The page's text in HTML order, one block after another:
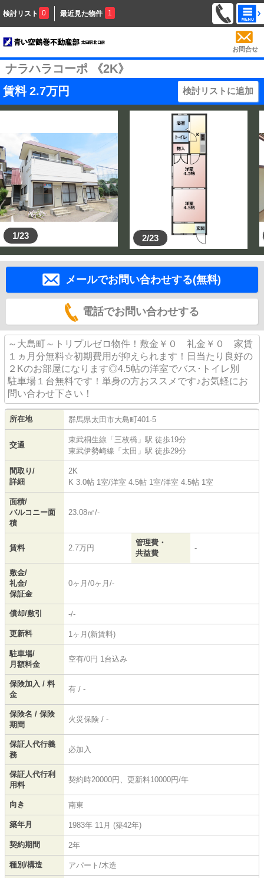
検討リスト 0 最近見た物件 1
お問合せ
ナラハラコーポ 《2K》
賃料 2.7万円 検討リストに追加
1/23 2/23
メールでお問い合わせする(無料)
電話でお問い合わせする
～大島町～トリプルゼロ物件！敷金￥０ 礼金￥０ 家賃
１ヵ月分無料☆初期費用が抑えられます！日当たり良好の
２Kのお部屋になります◎4.5帖の洋室でバス･トイレ別
駐車場１台無料です！単身の方おススメです♪お気軽にお
問い合わせ下さい！
所在地 群馬県太田市大島町401-5
交通
東武桐生線 「 三枚橋 」駅 徒歩19分
東武伊勢崎線 「 太田 」駅 徒歩29分
間取り/
詳細
2K
K 3.0帖 1室/洋室 4.5帖 1室/洋室 4.5帖 1室
面積/
バルコニー面
積
23.08㎡/-
賃料 2.7万円
管理費・
共益費
-
敷金/
礼金/
保証金
0ヶ月/0ヶ月/-
償却/敷引 -/-
更新料 1ヶ月(新賃料)
駐車場/
月額料金
空有/0円 1台込み
保険加入 / 料
金
有 / -
保険名 / 保険
期間
火災保険 / -
保証人代行義
務
必加入
保証人代行利
用料
契約時20000円、更新料10000円/年
向き 南東
築年月 1983年 11月 (築42年)
契約期間 2年
種別/構造 アパート/木造